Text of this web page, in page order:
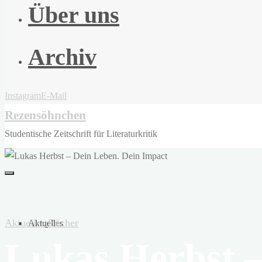
Über uns
Archiv
InstagramE-Mail
Rezensöhnchen
Studentische Zeitschrift für Literaturkritik
Aktuelles
Aktuelles Bücher